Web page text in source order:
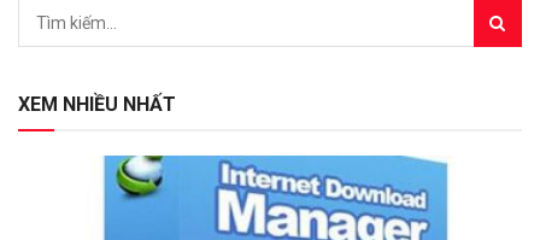
XEM NHIỀU NHẤT